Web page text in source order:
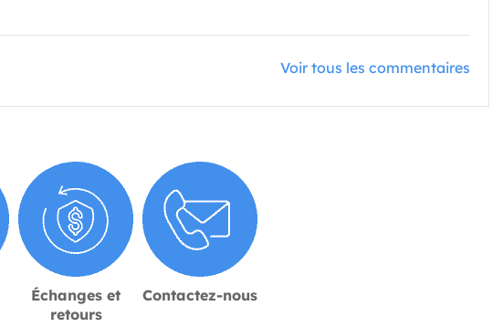
Voir tous les commentaires
Échanges et
retours
Contactez-nous